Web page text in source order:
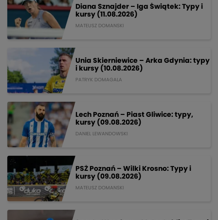
Diana Sznajder – Iga Świątek: Typy i
kursy (11.08.2026)
MATEUSZ DOMANSKI
Unia Skierniewice – Arka Gdynia: typy
i kursy (10.08.2026)
PATRYK DOMAGALA
Lech Poznań – Piast Gliwice: typy,
kursy (09.08.2026)
DANIEL LEWANDOWSKI
PSŻ Poznań – Wilki Krosno: Typy i
kursy (09.08.2026)
MATEUSZ DOMANSKI